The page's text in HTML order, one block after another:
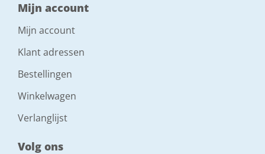
Mijn account
Mijn account
Klant adressen
Bestellingen
Winkelwagen
Verlanglijst
Volg ons